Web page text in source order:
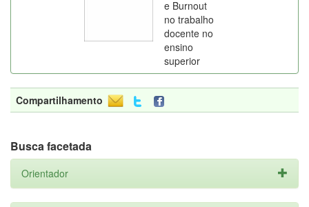
e Burnout
no trabalho
docente no
ensino
superior
Compartilhamento
Busca facetada
Orientador